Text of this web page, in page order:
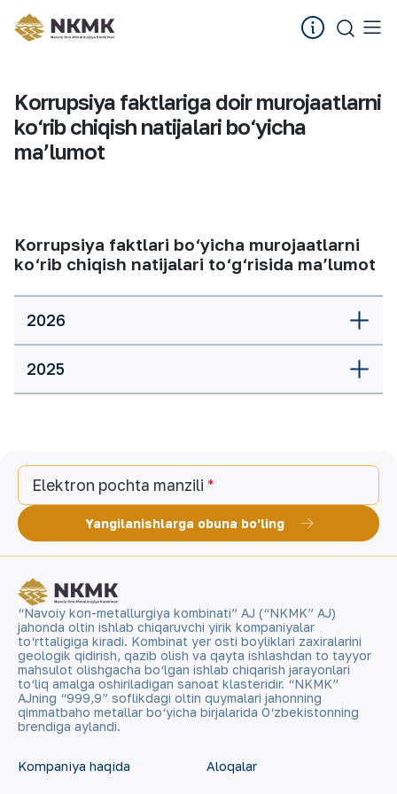
Korrupsiya faktlariga doir murojaatlarni
ko‘rib chiqish natijalari bo‘yicha
maʼlumot
Korrupsiya faktlari bo‘yicha murojaatlarni
ko‘rib chiqish natijalari to‘g‘risida ma’lumot
2026
2025
Elektron pochta manzili
Yangilanishlarga obuna bo'ling
“Navoiy kon-metallurgiya kombinati” AJ (“NKMK” AJ)
jahonda oltin ishlab chiqaruvchi yirik kompaniyalar
to‘rttaligiga kiradi. Kombinat yer osti boyliklari zaxiralarini
geologik qidirish, qazib olish va qayta ishlashdan to tayyor
mahsulot olishgacha bo‘lgan ishlab chiqarish jarayonlari
to‘liq amalga oshiriladigan sanoat klasteridir. “NKMK”
AJning “999,9” soflikdagi oltin quymalari jahonning
qimmatbaho metallar bo‘yicha birjalarida O‘zbekistonning
brendiga aylandi.
Kompaniya haqida Aloqalar